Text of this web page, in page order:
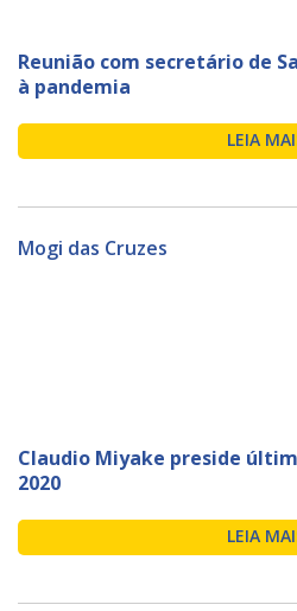
Reunião com secretário de
à pandemia
LEIA
Mogi das Cruzes
Claudio Miyake preside
2020
LEIA